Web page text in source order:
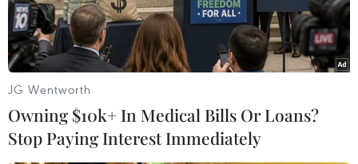
(Vietnam+)
JG Wentworth
Owning $10k+ In Medical Bills Or Loans?
Stop Paying Interest Immediately